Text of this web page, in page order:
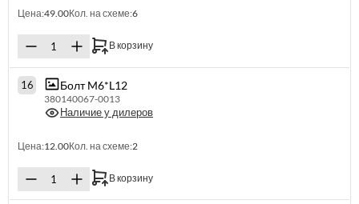
Цена:49.00Кол. на схеме:6
В корзину
16 Болт M6*L12
380140067-0013
Наличие у дилеров
Цена:12.00Кол. на схеме:2
В корзину